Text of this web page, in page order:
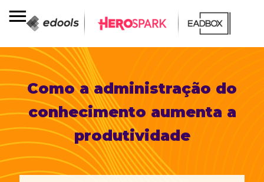
Como a administração do
conhecimento aumenta a
produtividade